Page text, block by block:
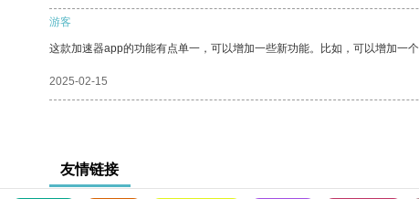
游客
这款加速器app的功能有点单一，可以增加一些新功能。比如，可以增加一
2025-02-15
友情链接